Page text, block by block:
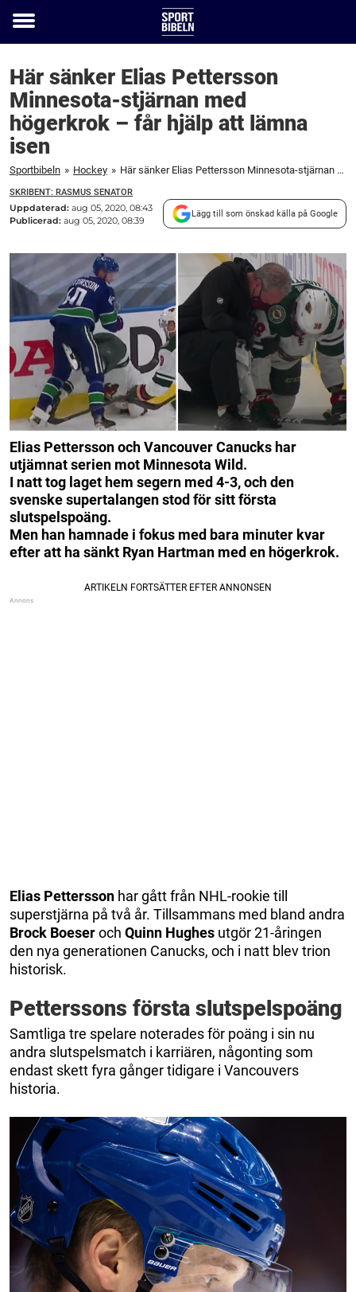
Toggle
Här sänker Elias Pettersson
Minnesota-stjärnan med
högerkrok – får hjälp att lämna
isen
Sportbibeln » Hockey » Här sänker Elias Pettersson Minnesota-stjärnan med högerkrok – får hjälp att lämna isen
SKRIBENT: RASMUS SENATOR
Uppdaterad: aug 05, 2020, 08:43
Publicerad: aug 05, 2020, 08:39
Lägg till som önskad källa på Google
Elias Pettersson och Vancouver Canucks har
utjämnat serien mot Minnesota Wild.
I natt tog laget hem segern med 4-3, och den
svenske supertalangen stod för sitt första
slutspelspoäng.
Men han hamnade i fokus med bara minuter kvar
efter att ha sänkt Ryan Hartman med en högerkrok.
Elias Pettersson har gått från NHL-rookie till
superstjärna på två år. Tillsammans med bland andra
Brock Boeseroch Quinn Hughes utgör 21-åringen
den nya generationen Canucks, och i natt blev trion
historisk.
Petterssons första slutspelspoäng
Samtliga tre spelare noterades för poäng i sin nu
andra slutspelsmatch i karriären, någonting som
endast skett fyra gånger tidigare i Vancouvers
historia.